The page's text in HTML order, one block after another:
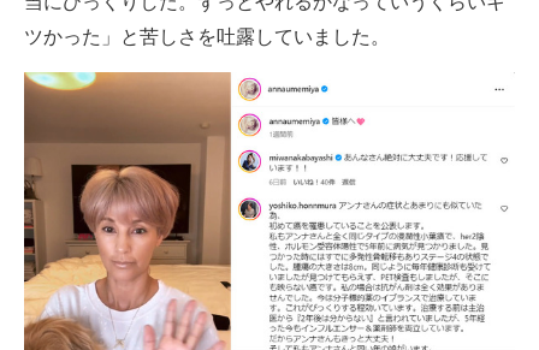
ツかった」と苦しさを吐露していました。